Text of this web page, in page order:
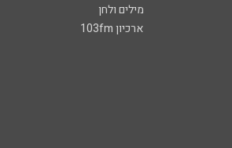
מילים ולחן
ארכיון 103fm